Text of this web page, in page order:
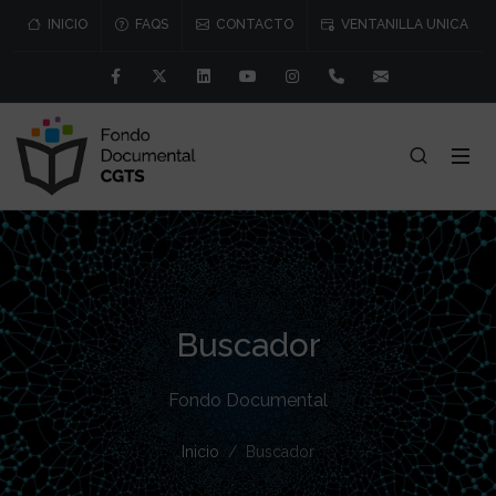
INICIO FAQS CONTACTO VENTANILLA UNICA
FacebookTwitter LinkedinYoutubeInstagram91 541 57 76/77
Buscador
Fondo Documental
Inicio Buscador